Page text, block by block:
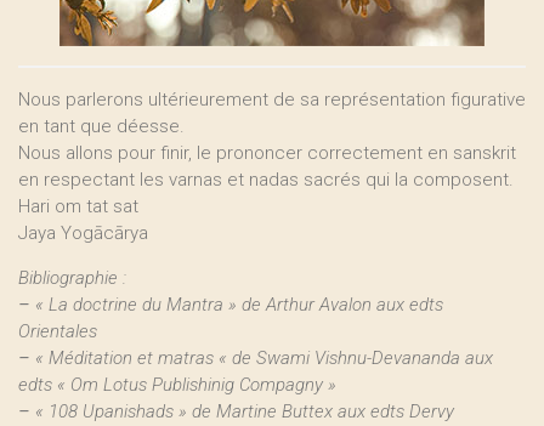
Nous parlerons ultérieurement de sa représentation figurative
en tant que déesse.
Nous allons pour finir, le prononcer correctement en sanskrit
en respectant les varnas et nadas sacrés qui la composent.
Hari om tat sat
Jaya Yogācārya
Bibliographie :
– « La doctrine du Mantra » de Arthur Avalon aux edts
Orientales
– « Méditation et matras « de Swami Vishnu-Devananda aux
edts « Om Lotus Publishinig Compagny »
– « 108 Upanishads » de Martine Buttex aux edts Dervy